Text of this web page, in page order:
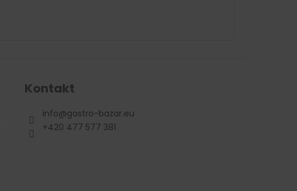
Kontakt
info@gastro-bazar.eu
+420 477 577 381